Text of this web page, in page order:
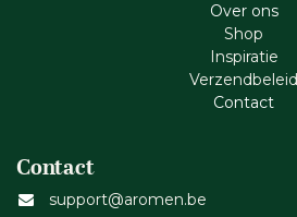
Ove​r​ ons
Shop
Inspiratie
Verzendbeleid
Cont​act
Contact
support@aromen.be